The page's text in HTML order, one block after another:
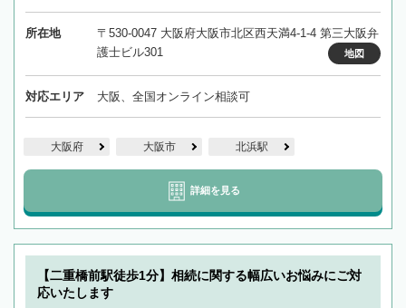
所在地
〒530-0047 大阪府大阪市北区西天満4-1-4 第三大阪弁
護士ビル301
地図
対応エリア 大阪、全国オンライン相談可
大阪府 大阪市 北浜駅
詳細を見る
【二重橋前駅徒歩1分】相続に関する幅広いお悩みにご対
応いたします